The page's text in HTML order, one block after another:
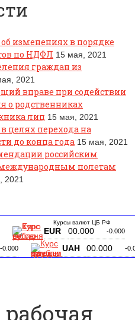
изменениях в порядке
по НДФЛ 15 мая, 2021
граждан из
2021
вправе при содействии
о родственниках
лиц 15 мая, 2021
целях перехода на
до конца года 15 мая, 2021
российским
полетам
2021
Курсы валют ЦБ РФ
EUR 00.000 -0.000
-0.000 UAH 00.000 -